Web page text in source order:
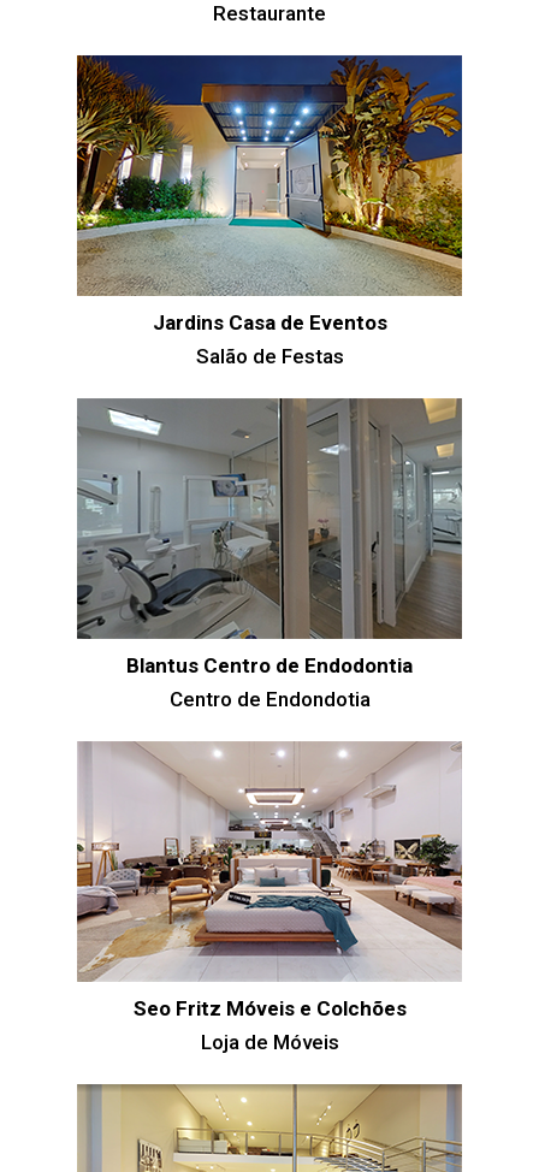
Restaurante
Jardins Casa de Eventos
Salão de Festas
Blantus Centro de Endodontia
Centro de Endondotia
Seo Fritz Móveis e Colchões
Loja de Móveis